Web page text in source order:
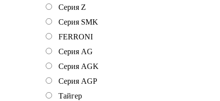
Серия Z
Серия SMK
FERRONI
Серия AG
Серия AGK
Серия AGP
Тайгер